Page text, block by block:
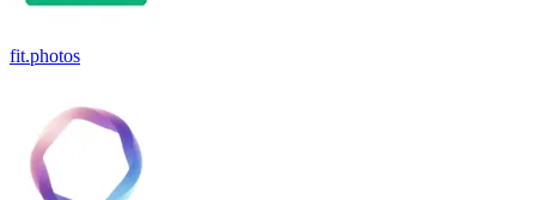
fit.photos